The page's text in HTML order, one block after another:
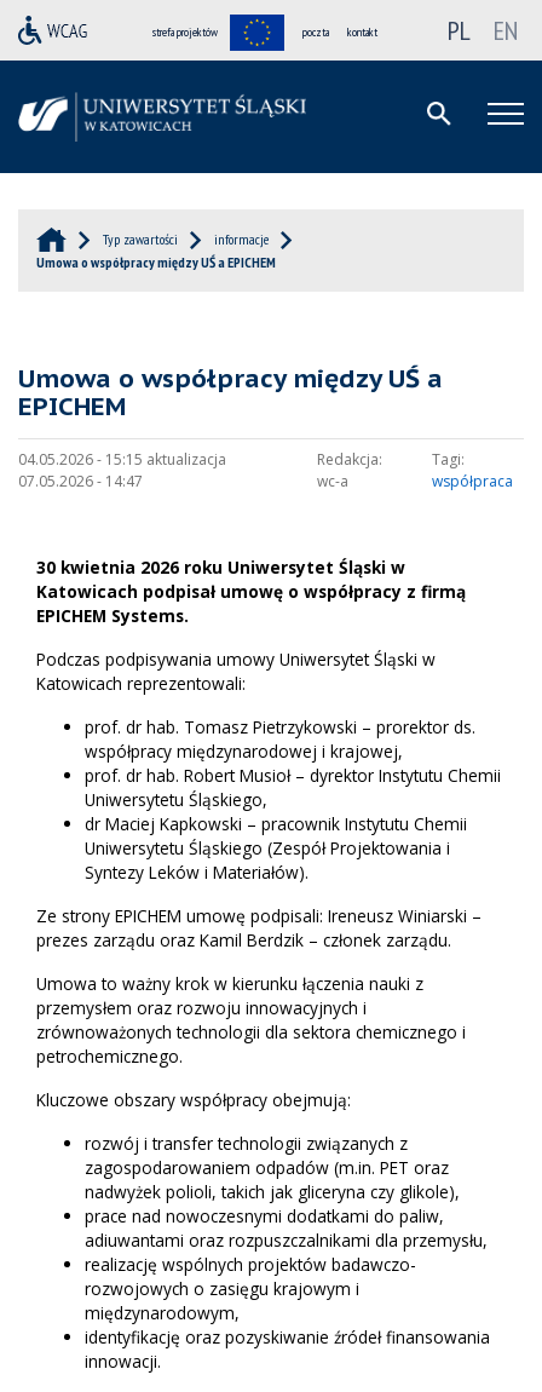
strefa projektów poczta kontakt PL EN
Typ zawartości
informacje
Umowa o współpracy między UŚ a EPICHEM
Umowa o współpracy między UŚ a
EPICHEM
04.05.2026 - 15:15 aktualizacja
07.05.2026 - 14:47
Redakcja:
wc-a
Tagi:
współpraca
30 kwietnia 2026 roku Uniwersytet Śląski w
Katowicach podpisał umowę o współpracy z firmą
EPICHEM Systems.
Podczas podpisywania umowy Uniwersytet Śląski w
Katowicach reprezentowali:
prof. dr hab. Tomasz Pietrzykowski – prorektor ds.
współpracy międzynarodowej i krajowej,
prof. dr hab. Robert Musioł – dyrektor Instytutu Chemii
Uniwersytetu Śląskiego,
dr Maciej Kapkowski – pracownik Instytutu Chemii
Uniwersytetu Śląskiego (Zespół Projektowania i
Syntezy Leków i Materiałów).
Ze strony EPICHEM umowę podpisali: Ireneusz Winiarski –
prezes zarządu oraz Kamil Berdzik – członek zarządu.
Umowa to ważny krok w kierunku łączenia nauki z
przemysłem oraz rozwoju innowacyjnych i
zrównoważonych technologii dla sektora chemicznego i
petrochemicznego.
Kluczowe obszary współpracy obejmują:
rozwój i transfer technologii związanych z
zagospodarowaniem odpadów (m.in. PET oraz
nadwyżek polioli, takich jak gliceryna czy glikole),
prace nad nowoczesnymi dodatkami do paliw,
adiuwantami oraz rozpuszczalnikami dla przemysłu,
realizację wspólnych projektów badawczo-
rozwojowych o zasięgu krajowym i
międzynarodowym,
identyfikację oraz pozyskiwanie źródeł finansowania
innowacji.